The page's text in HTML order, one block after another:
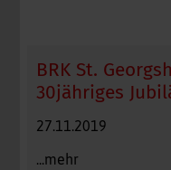
BRK St.
30jähriges
27.11.2019
...mehr